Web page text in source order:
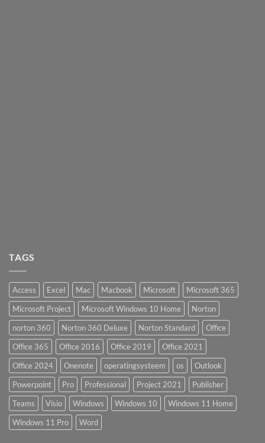
TAGS
Access Excel Mac Macbook Microsoft
Microsoft 365
Microsoft Project
Microsoft Windows 10 Home
Norton
norton 360
Norton 360 Deluxe Norton Standard
Office
Office 365
Office 2016 Office 2019
Office 2021
Office 2024
Onenote operatingsysteem os
Outlook
Powerpoint
Pro Professional Project 2021
Publisher
Teams
Visio Windows Windows 10
Windows 11 Home
Windows 11 Pro
Word